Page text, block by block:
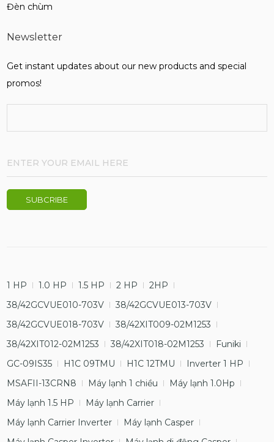
Đèn chùm
Newsletter
Get instant updates about our new products and special
promos!
1 HP 1.0 HP 1.5 HP 2 HP
2HP
38/42GCVUE010-703V
38/42GCVUE013-703V
38/42GCVUE018-703V
38/42XIT009-02M1253
38/42XIT012-02M1253
38/42XIT018-02M1253
Funiki
GC-09IS35
H1C 09TMU H1C 12TMU
Inverter 1 HP
MSAFII-13CRN8
Máy lạnh 1 chiều
Máy lạnh 1.0Hp
Máy lạnh 1.5 HP
Máy lạnh Carrier
Máy lạnh Carrier Inverter
Máy lạnh Casper